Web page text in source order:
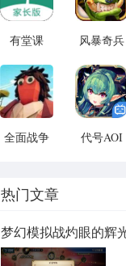
有堂课
风暴奇兵
全面战争
vv1.1
代号AOI
热门文章
梦幻模拟战灼眼的辉